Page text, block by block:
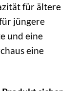
für ältere
jüngere
und eine
eine